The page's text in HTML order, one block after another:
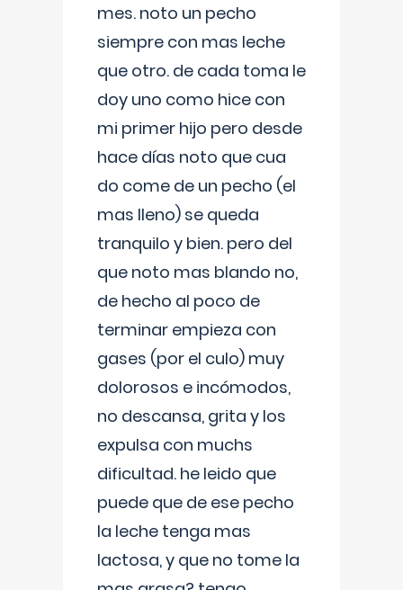
mes. noto un pecho
siempre con mas leche
que otro. de cada toma le
doy uno como hice con
mi primer hijo pero desde
hace días noto que cua
do come de un pecho (el
mas lleno) se queda
tranquilo y bien. pero del
que noto mas blando no,
de hecho al poco de
terminar empieza con
gases (por el culo) muy
dolorosos e incómodos,
no descansa, grita y los
expulsa con muchs
dificultad. he leido que
puede que de ese pecho
la leche tenga mas
lactosa, y que no tome la